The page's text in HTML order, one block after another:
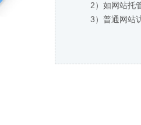
2）如网站托
3）普通网站